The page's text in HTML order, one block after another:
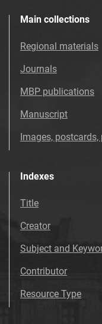
Tarnowskie
Feliksa
Feliksa
Robotniczego
Feliksa
Feliksa
Tarnowskie
Feliksa
Tarnowskie
Main collections
Regional materials
Journals
MBP publications
Manuscript
Images,
Indexes
Title
Creator
Subject and
Contributor
Resource Type